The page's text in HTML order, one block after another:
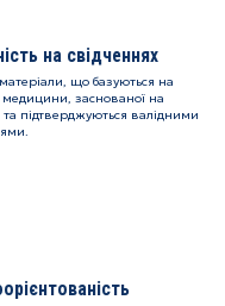
на свідченнях
що базуються на
заснованої на
та підтверджуються валідними